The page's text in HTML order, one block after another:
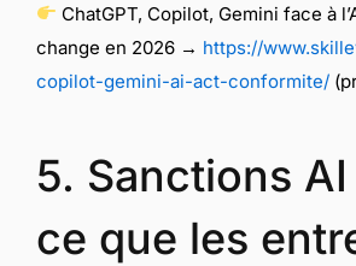
ChatGPT, Copilot, Gemini face à
change en 2026 → https://
copilot-gemini-ai-act-conformite/
5. Sanctions
ce que les